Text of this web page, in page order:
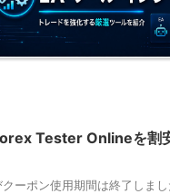
Tester Onlineを割
ーポン使用期間は終了しま